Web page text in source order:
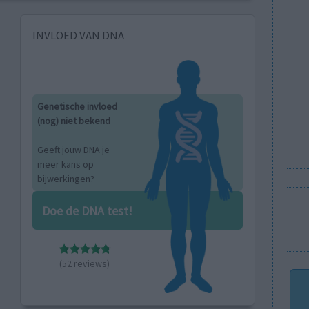
INVLOED VAN DNA
Genetische invloed
(nog) niet bekend
Geeft jouw DNA je
meer kans op
bijwerkingen?
Doe de DNA test!
(52 reviews)